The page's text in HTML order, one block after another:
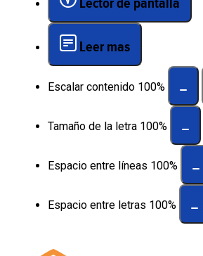
Leer mas
Escalar contenido 100%
Tamaño de la letra 100%
Espacio entre líneas 100%
Espacio entre letras 100%